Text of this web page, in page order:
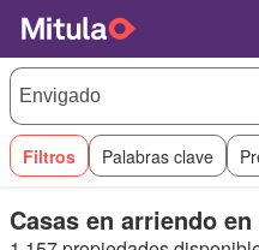
Filtros Palabras clave
Casas en arriendo